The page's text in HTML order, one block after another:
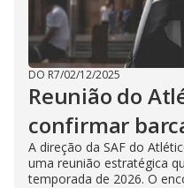
DO R7/02/12/2025
Reunião do
confirmar
A direção da SAF do
uma reunião estratégica
temporada de 2026. O